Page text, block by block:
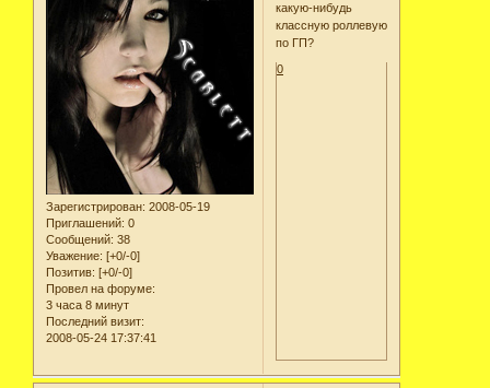
Зарегистрирован: 2008-05-19
Приглашений: 0
Сообщений: 38
Уважение: [+0/-0]
Позитив: [+0/-0]
Провел на форуме:
3 часа 8 минут
Последний визит:
2008-05-24 17:37:41
какую-нибудь
классную роллевую
по ГП?
0